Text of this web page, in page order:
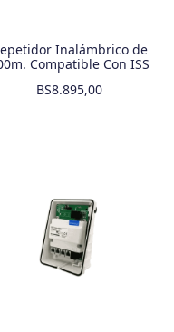
Inalámbrico de
Compatible Con ISS
BS8.895,00